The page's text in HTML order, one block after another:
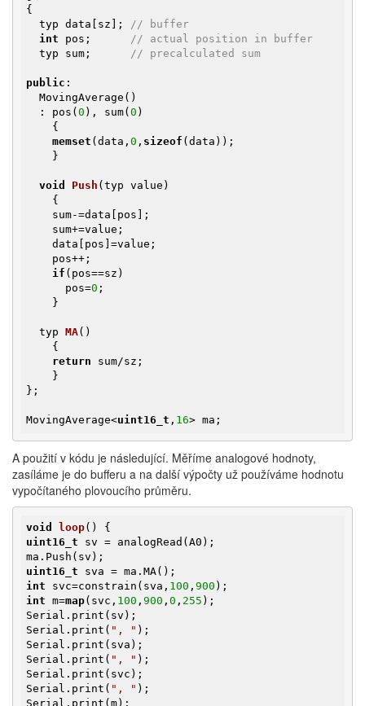
{
  typ data[sz];
// buffer
int pos; // actual position in buffer
  typ sum;
// precalculated sum
public :
  : pos(
0 ), sum( 0 )
memset (data, 0 , sizeof (data));
void Push (typ value)
{
if (pos==sz)
      pos=
0 ;
typ MA()
{
return sum/sz;
};
MovingAverage<uint16_t , 16> ma;
A použití v kódu je následující. Měříme analogové hodnoty,
zasíláme je do bufferu a na další výpočty už používáme hodnotu
vypočítaného plovoucího průměru.
void loop()
uint16_t sv = analogRead(A0);
uint16_t
int svc=constrain(sva, 100 , 900
int m=map(svc, 100 , 900 , 0 , 255 );
Serial.print(sv);
Serial.print( ", " );
Serial.print(sva);
Serial.print( ", " );
Serial.print(svc);
Serial.print( ", " );
Serial.print(m);